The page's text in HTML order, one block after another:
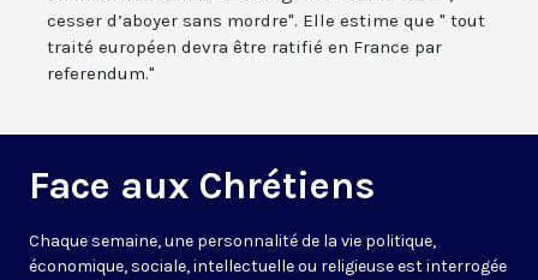
cesser d’aboyer sans mordre". Elle estime que " tout
traité européen devra être ratifié en France par
referendum."
Face aux Chrétiens
Chaque semaine, une personnalité de la vie politique,
économique, sociale, intellectuelle ou religieuse est interrogée